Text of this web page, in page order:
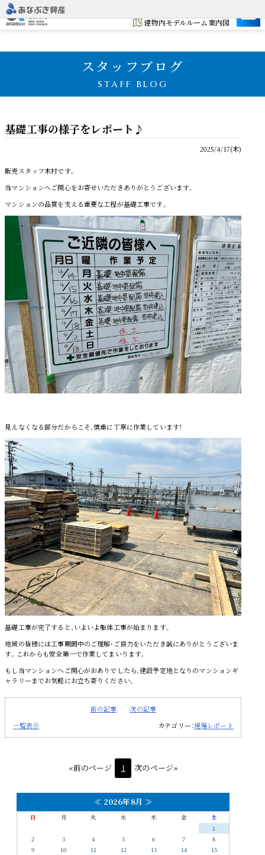
建物内モデルルーム案内図
スタッフブログ
STAFF BLOG
基礎工事の様子をレポート♪
2025/4/17(木)
販売スタッフ木村です。
当マンションへご関心をお寄せいただきありがとうございます。
マンションの品質を支える重要な工程が基礎工事です。
見えなくなる部分だからこそ、慎重に丁寧に作業しています！
基礎工事が完了すると、いよいよ躯体工事が始まります。
地域の皆様には工事期間中のご理解・ご協力をいただき誠にありがとうございま
す。これからも安全第一で作業してまいります。
もし当マンションへご関心がおありでしたら、建設予定地となりのマンションギ
ャラリーまでお気軽にお立ち寄りください。
前の記事
次の記事
一覧表示
カテゴリー：現場レポート
«前のページ 1 次のページ»
≪ 2026年8月 ≫
日 月 火 水 木 金
土
1
2
3 4 5 6 7
8
9
10 11 12 13 14
15